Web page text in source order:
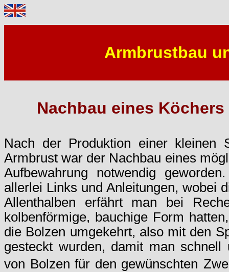
Armbrustbau
Nachbau eines
Nach der Produktion einer kleinen
Armbrust war der Nachbau eines
Aufbewahrung notwendig
allerlei Links und Anleitungen, wobei
Allenthalben erfährt man bei
kolbenförmige, bauchige Form
die Bolzen umgekehrt, also mit den
gesteckt wurden, damit man
von Bolzen für den gewünschten